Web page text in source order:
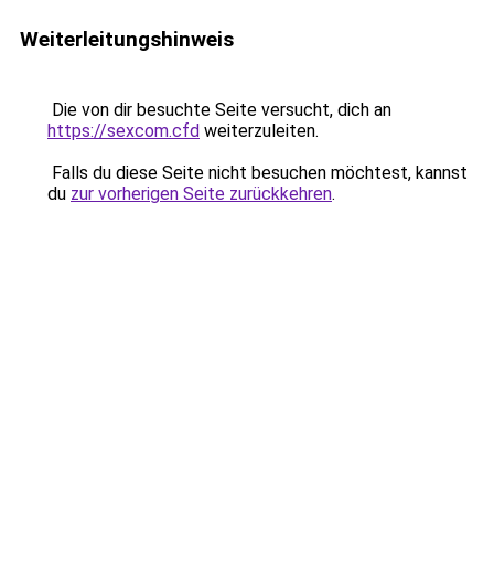
Weiterleitungshinweis
Die von dir besuchte Seite versucht, dich an
https://sexcom.cfd weiterzuleiten.
Falls du diese Seite nicht besuchen möchtest, kannst
du zur vorherigen Seite zurückkehren.